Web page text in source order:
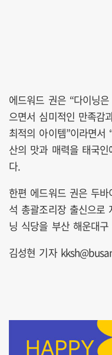
에드워드 권은 “다이닝
으면서 심미적인 만족감
최적의 아이템”이라면서
산의 맛과 매력을 태국
다.
한편 에드워드 권은 두
석 총괄조리장 출신으로
닝 식당을 부산 해운대
김성현 기자